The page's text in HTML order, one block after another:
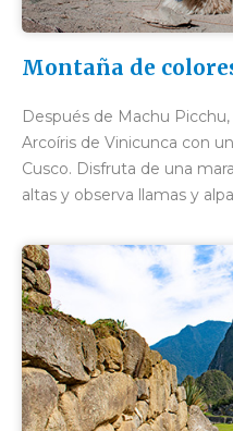
Montaña de
Después de Machu
Arcoíris de Vinicunca con
Cusco. Disfruta de una
altas y observa llamas y